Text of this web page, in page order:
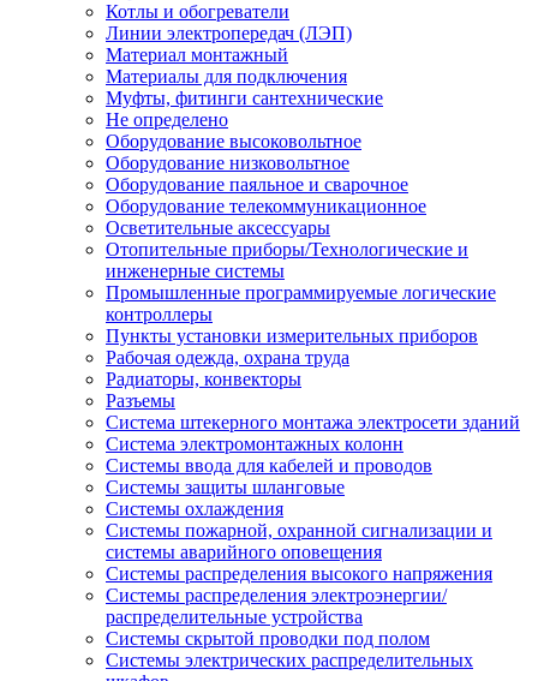
Котлы и обогреватели
Линии электропередач (ЛЭП)
Материал монтажный
Материалы для подключения
Муфты, фитинги сантехнические
Не определено
Оборудование высоковольтное
Оборудование низковольтное
Оборудование паяльное и сварочное
Оборудование телекоммуникационное
Осветительные аксессуары
Отопительные приборы/Технологические и
инженерные системы
Промышленные программируемые логические
контроллеры
Пункты установки измерительных приборов
Рабочая одежда, охрана труда
Радиаторы, конвекторы
Разъемы
Система штекерного монтажа электросети зданий
Система электромонтажных колонн
Системы ввода для кабелей и проводов
Системы защиты шланговые
Системы охлаждения
Системы пожарной, охранной сигнализации и
системы аварийного оповещения
Системы распределения высокого напряжения
Системы распределения электроэнергии/
распределительные устройства
Системы скрытой проводки под полом
Системы электрических распределительных